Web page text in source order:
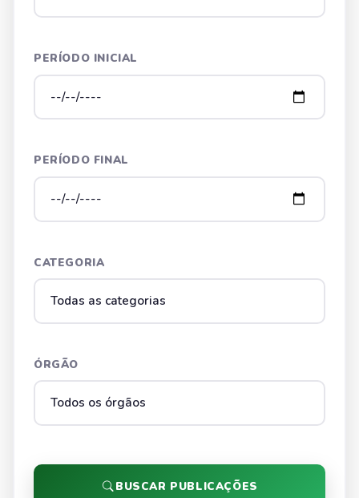
PERÍODO INICIAL
PERÍODO FINAL
CATEGORIA
ÓRGÃO
BUSCAR PUBLICAÇÕES